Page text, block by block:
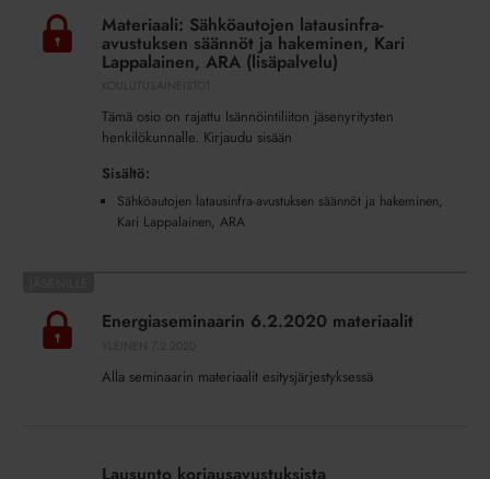
Sähköautojen
latausinfra-
Lappalainen,
Materiaali: Sähköautojen latausinfra-
avustuksen säännöt ja hakeminen, Kari
Lappalainen, ARA (lisäpalvelu)
Tämä osio on rajattu Isännöintiliiton jäsenyritysten
henkilökunnalle. Kirjaudu sisään
Sisältö:
Sähköautojen latausinfra-avustuksen säännöt ja hakeminen,
Kari Lappalainen, ARA
6.2.2020
materiaalit
Energiaseminaarin 6.2.2020 materiaalit
Alla seminaarin materiaalit esitysjärjestyksessä
Lausunto korjausavustuksista